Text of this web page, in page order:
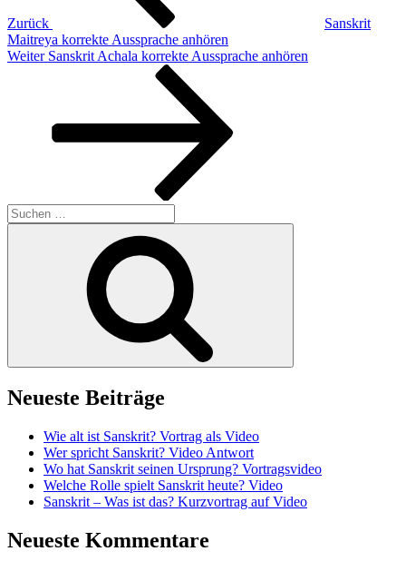
Zurück
Sanskrit
Maitreya korrekte Aussprache anhören
Nächster
Weiter Sanskrit Achala korrekte Aussprache anhören
Suchen
nach:
Neueste Beiträge
Wie alt ist Sanskrit? Vortrag als Video
Wer spricht Sanskrit? Video Antwort
Wo hat Sanskrit seinen Ursprung? Vortragsvideo
Welche Rolle spielt Sanskrit heute? Video
Sanskrit – Was ist das? Kurzvortrag auf Video
Neueste Kommentare